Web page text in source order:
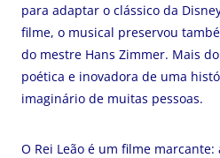
para adaptar o clássico da
filme, o musical preservou
do mestre Hans Zimmer. Mais
poética e inovadora de uma
imaginário de muitas pessoas.
O Rei Leão é um filme